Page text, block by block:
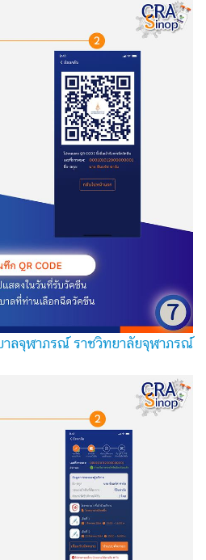
าลจุฬาภรณ์ ราชวิทยาลัยจุฬาภรณ์